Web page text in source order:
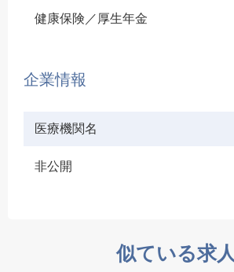
健康保険／厚生年金
企業情報
医療機関名
非公開
似ている求人